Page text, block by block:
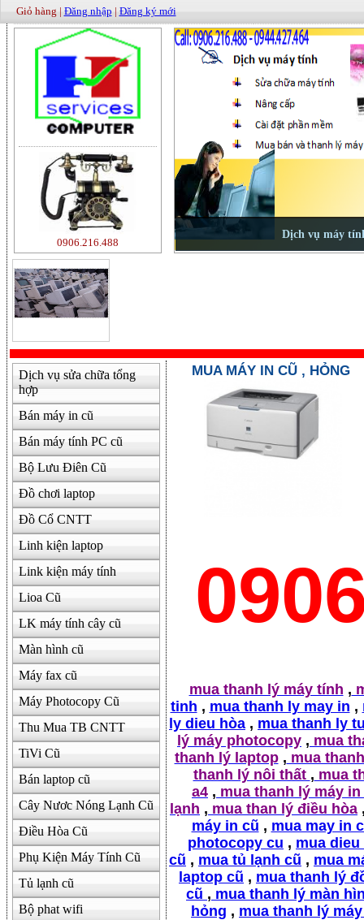
Giỏ hàng | Đăng nhập | Đăng ký mới
0906.216.488
500000
Dịch vụ sửa chữa tổng
hợp
Bán máy in cũ
Bán máy tính PC cũ
Bộ Lưu Điên Cũ
Đồ chơi laptop
Đồ Cổ CNTT
Linh kiện laptop
Link kiện máy tính
Lioa Cũ
LK máy tính cây cũ
Màn hình cũ
Máy fax cũ
Máy Photocopy Cũ
Thu Mua TB CNTT
TiVi Cũ
Bán laptop cũ
Cây Nươc Nóng Lạnh Cũ
Điều Hòa Cũ
Phụ Kiện Máy Tính Cũ
Tủ lạnh cũ
Bộ phat wifi
MUA MÁY IN CŨ , HỎNG
mua thanh lý máy tính ,
tinh , mua thanh ly may in ,
ly dieu hòa , mua thanh ly
lý máy photocopy , mua
thanh lý laptop, mua
thanh lý nôi thất , mua
a4 , mua thanh lý máy in
lạnh , mua than lý điều hòa
máy in cũ , mua may in
photocopy cu , mua
cũ , mua tủ lạnh cũ , mua
laptop cũ , mua thanh lý
cũ , mua thanh lý màn
hỏng , mua thanh lý